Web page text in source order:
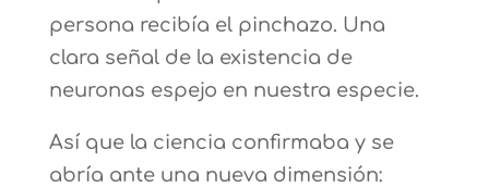
persona recibía el pinchazo. Una
clara señal de la existencia de
neuronas espejo en nuestra especie.
Así que la ciencia confirmaba y se
abría ante una nueva dimensión: